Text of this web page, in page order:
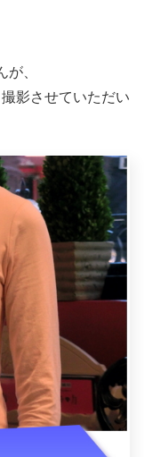
、
影させていただい